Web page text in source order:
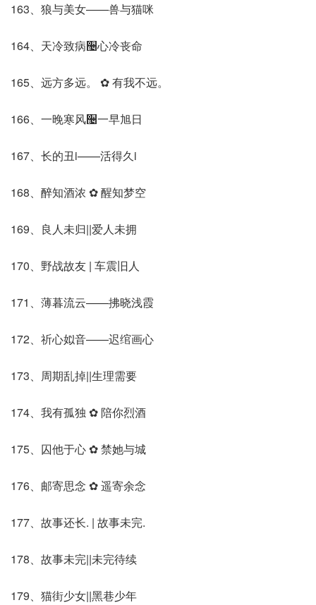
163、狼与美女——兽与猫咪
164、天冷致病઴心冷丧命
165、远方多远。 ✿ 有我不远。
166、一晚寒风઴一早旭日
167、长的丑i——活得久i
168、醉知酒浓 ✿ 醒知梦空
169、良人未归||爱人未拥
170、野战故友 | 车震旧人
171、薄暮流云——拂晓浅霞
172、祈心姒音——迟绾画心
173、周期乱掉||生理需要
174、我有孤独 ✿ 陪你烈酒
175、囚他于心 ✿ 禁她与城
176、邮寄思念 ✿ 遥寄余念
177、故事还长. | 故事未完.
178、故事未完||未完待续
179、猫街少女||黑巷少年